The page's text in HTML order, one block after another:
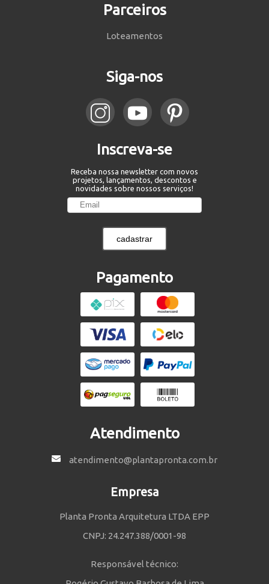
Parceiros
Loteamentos
Siga-nos
Inscreva-se
Receba nossa newsletter com novos
projetos, lançamentos, descontos e
novidades sobre nossos serviços!
cadastrar
Pagamento
Atendimento
atendimento@plantapronta.com.br
Empresa
Planta Pronta Arquitetura LTDA EPP
CNPJ: 24.247.388/0001-98
Responsável técnico: